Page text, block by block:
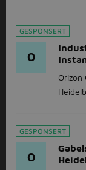
GESPONSERT
O
Orizon
GESPONSERT
O